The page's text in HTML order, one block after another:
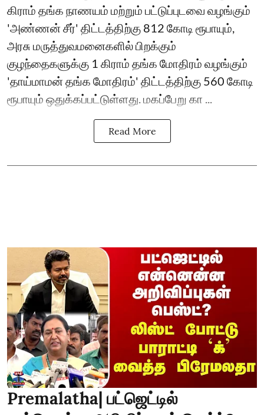
கிராம் தங்க நாணயம் மற்றும் பட்டுப்புடவை வழங்கும்
'அண்ணன் சீர்' திட்டத்திற்கு 812 கோடி ரூபாயும்,
அரசு மருத்துவமனைகளில் பிறக்கும்
குழந்தைகளுக்கு 1 கிராம் தங்க மோதிரம் வழங்கும்
'தாய்மாமன் தங்க மோதிரம்' திட்டத்திற்கு 560 கோடி
ரூபாயும் ஒதுக்கப்பட்டுள்ளது. மகப்பேறு கா ...
Read More
Premalatha| பட்ஜெட்டில்